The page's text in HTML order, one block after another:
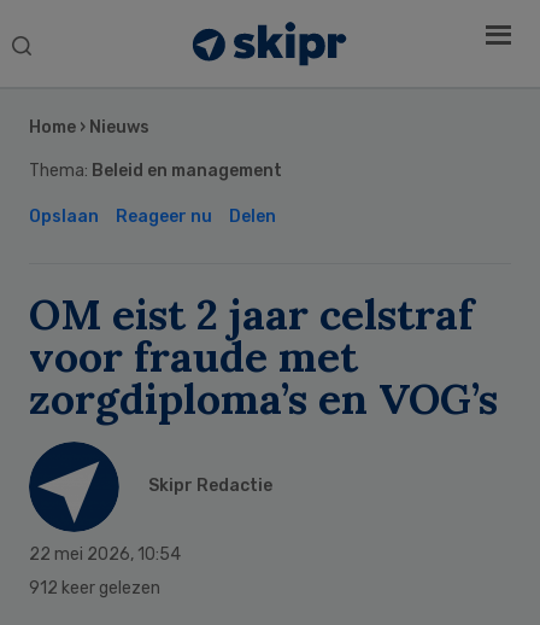
Search
Home › Nieuws
Thema: Beleid en management
Opslaan Reageer nu Delen
OM eist 2 jaar celstraf
voor fraude met
zorgdiploma’s en VOG’s
Skipr Redactie
22 mei 2026, 10:54
912 keer gelezen
Sidebar